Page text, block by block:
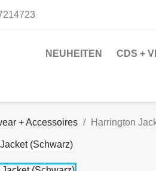
NEUHEITEN CDS +
+ Accessoires Harrington